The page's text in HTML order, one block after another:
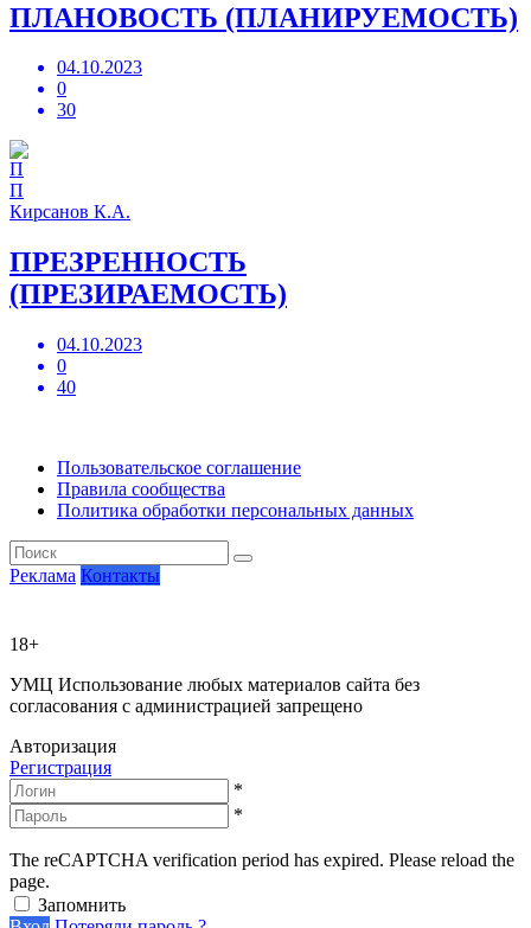
ПЛАНОВОСТЬ (ПЛАНИРУЕМОСТЬ)
04.10.2023
0
30
П
Кирсанов К.А.
ПРЕЗРЕННОСТЬ
(ПРЕЗИРАЕМОСТЬ)
04.10.2023
0
40
Пользовательское соглашение
Правила сообщества
Политика обработки персональных данных
Реклама Контакты
18+
УМЦ Использование любых материалов сайта без
согласования с администрацией запрещено
Авторизация
Регистрация
*
*
The reCAPTCHA verification period has expired. Please reload the
page.
Запомнить